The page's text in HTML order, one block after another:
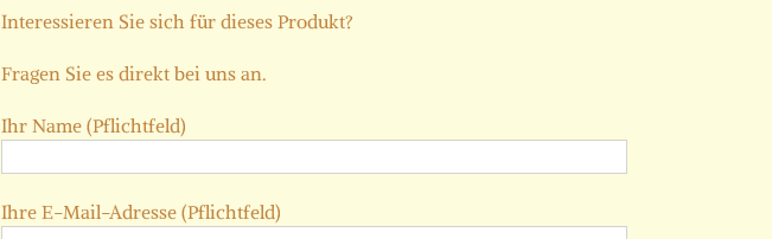
Interessieren Sie sich für dieses Produkt?
Fragen Sie es direkt bei uns an.
Ihr Name (Pflichtfeld)
Ihre E-Mail-Adresse (Pflichtfeld)